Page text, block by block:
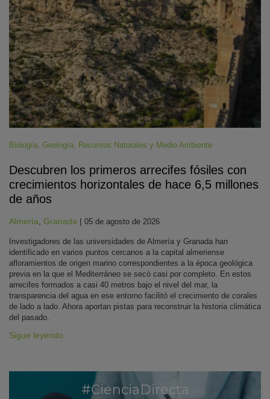
Biología, Geología, Recursos Naturales y Medio Ambiente
Descubren los primeros arrecifes fósiles con
crecimientos horizontales de hace 6,5 millones
de años
Almería, Granada | 05 de agosto de 2026
Investigadores de las universidades de Almería y Granada han
identificado en varios puntos cercanos a la capital almeriense
afloramientos de origen marino correspondientes a la época geológica
previa en la que el Mediterráneo se secó casi por completo. En estos
arrecifes formados a casi 40 metros bajo el nivel del mar, la
transparencia del agua en ese entorno facilitó el crecimiento de corales
de lado a lado. Ahora aportan pistas para reconstruir la historia climática
del pasado.
Sigue leyendo
#CienciaDirecta